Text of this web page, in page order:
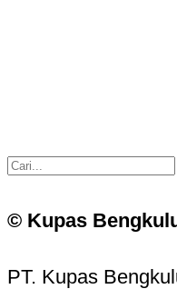
© Kupas
PT. Kupas